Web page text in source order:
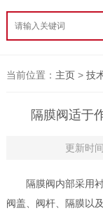
当前位置： 主页> 技
隔膜阀适于
更新时
隔膜阀内部采用衬
阀盖、阀杆、隔膜以